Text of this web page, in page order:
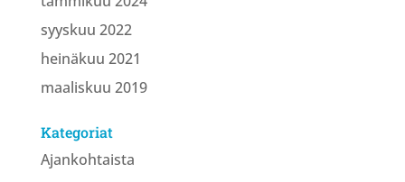
syyskuu 2022
heinäkuu 2021
maaliskuu 2019
Kategoriat
Ajankohtaista